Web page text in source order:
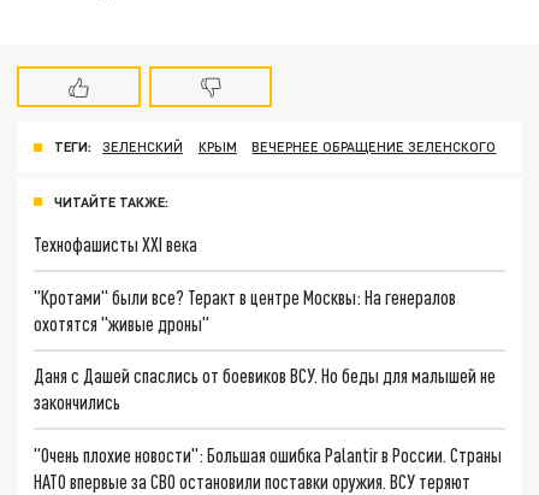
ТЕГИ: ЗЕЛЕНСКИЙ КРЫМ ВЕЧЕРНЕЕ ОБРАЩЕНИЕ ЗЕЛЕНСКОГО
ЧИТАЙТЕ ТАКЖЕ:
Технофашисты XXI века
"Кротами" были все? Теракт в центре Москвы: На генералов
охотятся "живые дроны"
Даня с Дашей спаслись от боевиков ВСУ. Но беды для малышей не
закончились
"Очень плохие новости": Большая ошибка Palantir в России. Страны
НАТО впервые за СВО остановили поставки оружия. ВСУ теряют